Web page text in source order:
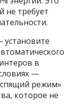
не требует
установите
в
—
режим»
которое не